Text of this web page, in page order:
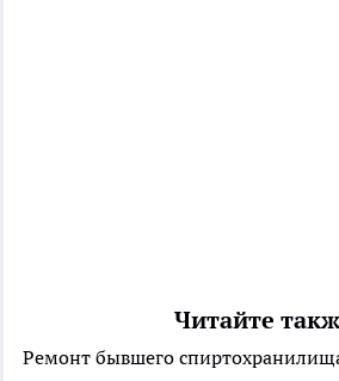
Читайте
Ремонт бывшего